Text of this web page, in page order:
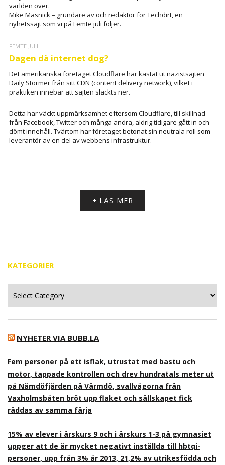
världen över.
Mike Masnick – grundare av och redaktör för Techdirt, en
nyhetssajt som vi på Femte juli följer.
FEMTE JULI
Dagen då internet dog?
Det amerikanska företaget Cloudflare har kastat ut nazistsajten
Daily Stormer från sitt CDN (content delivery network), vilket i
praktiken innebär att sajten släckts ner.
Detta har väckt uppmärksamhet eftersom Cloudflare, till skillnad
från Facebook, Twitter och många andra, aldrig tidigare gått in och
dömt innehåll. Tvärtom har företaget betonat sin neutrala roll som
leverantör av en del av webbens infrastruktur.
+ LÄS MER
KATEGORIER
NYHETER VIA BUBB.LA
Fem personer på ett isflak, utrustat med bastu och
motor, tappade kontrollen och drev hundratals meter ut
på Nämdöfjärden på Värmdö, svallvågorna från
Vaxholmsbåten bröt upp flaket och sällskapet fick
räddas av samma färja
15% av elever i årskurs 9 och i årskurs 1-3 på gymnasiet
uppger att de är mycket negativt inställda till hbtqi-
personer, upp från 3% år 2013, 21,2% av utrikesfödda och